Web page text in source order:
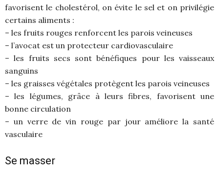
favorisent le cholestérol, on évite le sel et on privilégie
certains aliments :
– les fruits rouges renforcent les parois veineuses
– l’avocat est un protecteur cardiovasculaire
– les fruits secs sont bénéfiques pour les vaisseaux
sanguins
– les graisses végétales protègent les parois veineuses
– les légumes, grâce à leurs fibres, favorisent une
bonne circulation
– un verre de vin rouge par jour améliore la santé
vasculaire
Se masser